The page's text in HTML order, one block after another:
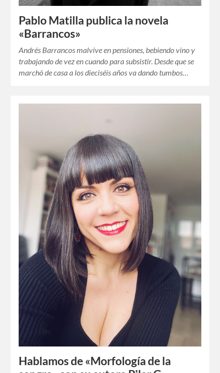
Pablo Matilla publica la novela
«Barrancos»
Andrés Barrancos malvive en pensiones, bebiendo vino y
trabajando de vez en cuando para subsistir. Desde que se
marchó de casa a los dieciséis años va dando tumbos…
Hablamos de «Morfología de la